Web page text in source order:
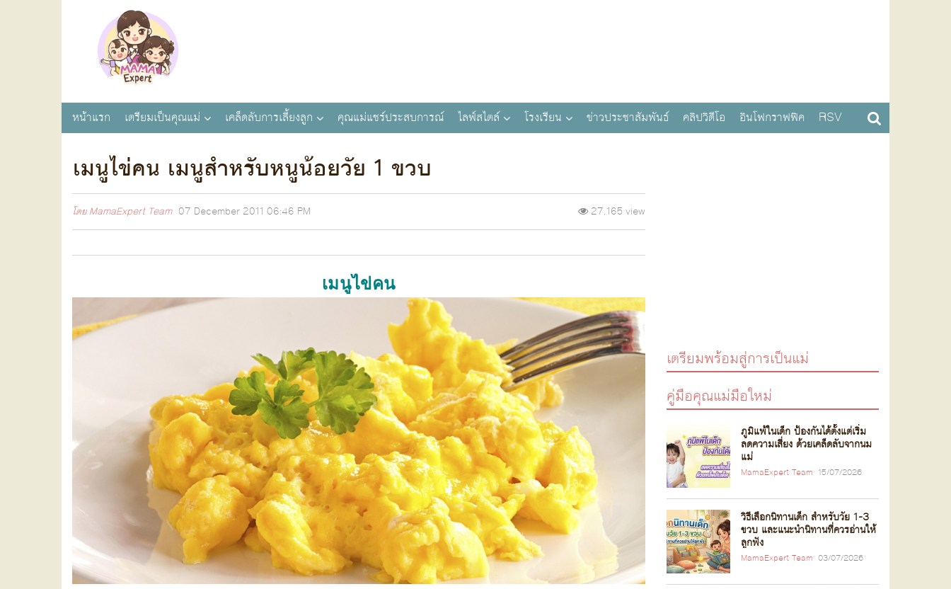
หน้าแรก เตรียมเป็นคุณแม่ เคล็ดลับการเลี้ยงลูก คุณแม่แชร์ประสบการณ์ ไลฟ์สไตล์ โรงเรียน ข่าวประชาสัมพันธ์ คลิปวิดีโอ อินโฟกราฟฟิค RSV
เมนูไข่คน เมนูสำหรับหนูน้อยวัย 1 ขวบ
โดยMamaExpert Team 07 December 2011 06:46 PM 27,165 view
เมนูไข่คน
เตรียมพร้อมสู่การเป็นแม่
คู่มือคุณแม่มือใหม่
ภูมิแพ้ในเด็ก ป้องกันได้ตั้งแต่เริ่ม
ลดความเสี่ยง ด้วยเคล็ดลับจากนม
แม่
MamaExpert Team 15/07/2026
วิธีเลือกนิทานเด็ก สำหรับวัย 1-3
ขวบ และแนะนำนิทานที่ควรอ่านให้
ลูกฟัง
MamaExpert Team 03/07/2026